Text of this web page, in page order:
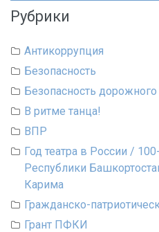
Рубрики
Антикоррупция
Безопасность
Безопасность
В ритме танца!
ВПР
Год театра в России /
Республики
Карима
Гражданско-
Грант ПФКИ